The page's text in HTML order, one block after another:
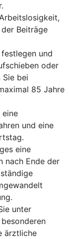
Beiträge
und
oder
Sie bei
85 Jahre
und eine
eine
nach Ende der
unter
ärztliche